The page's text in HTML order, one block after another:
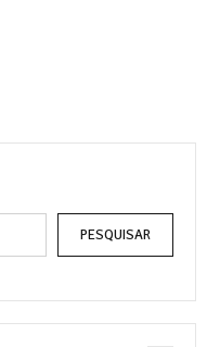
PESQUISAR